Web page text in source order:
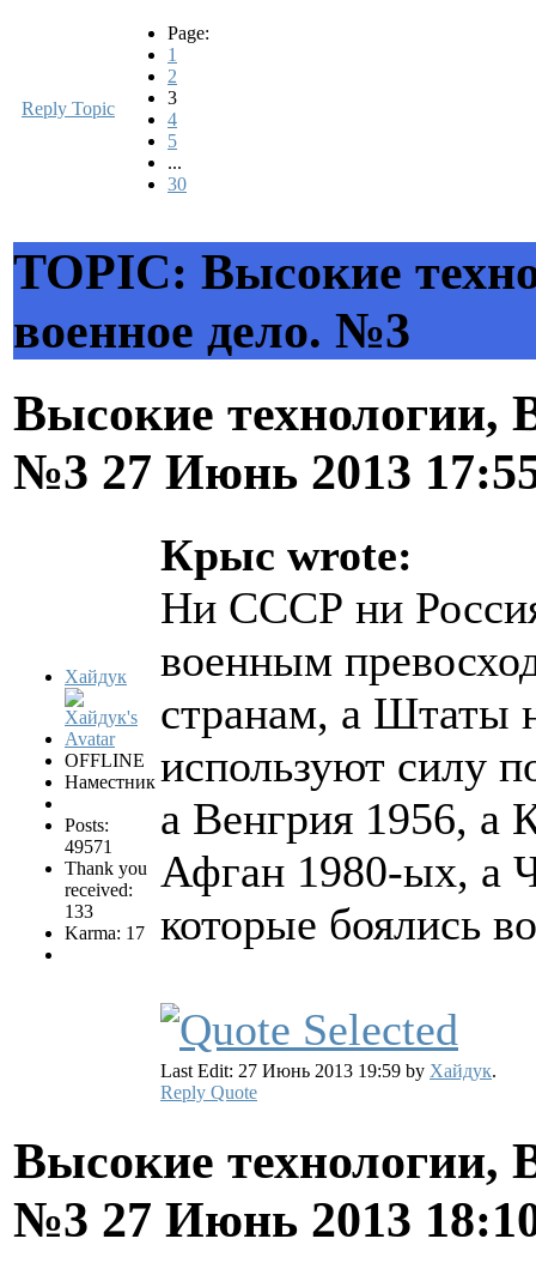
Reply Topic
Page:
1
2
3
4
5
...
30
TOPIC: Высокие
военное дело. №3
Высокие технологии,
№3 27 Июнь 2013
Хайдук
OFFLINE
Наместник
Posts:
49571
Thank you
received:
133
Karma: 17
Крыс wrote:
Ни СССР ни
военным
странам, а Штаты
используют силу
а Венгрия 1956, а
Афган 1980-ых, а
которые боялись
Last Edit: 27 Июнь 2013 19:59 by Хайдук.
Reply Quote
Высокие технологии,
№3 27 Июнь 2013